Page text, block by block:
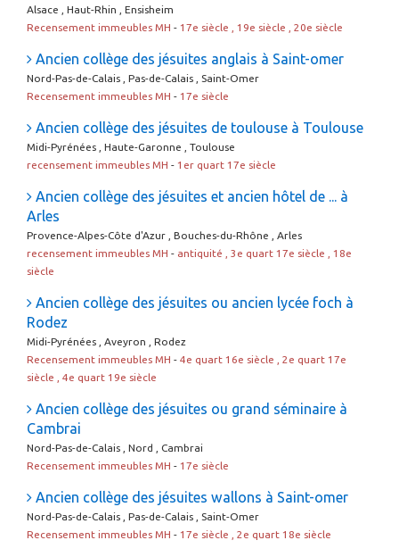
Alsace , Haut-Rhin , Ensisheim
Recensement immeubles MH - 17e siècle , 19e siècle , 20e siècle
Ancien collège des jésuites anglais à Saint-omer
Nord-Pas-de-Calais , Pas-de-Calais , Saint-Omer
Recensement immeubles MH - 17e siècle
Ancien collège des jésuites de toulouse à Toulouse
Midi-Pyrénées , Haute-Garonne , Toulouse
recensement immeubles MH - 1er quart 17e siècle
Ancien collège des jésuites et ancien hôtel de ... à
Arles
Provence-Alpes-Côte d'Azur , Bouches-du-Rhône , Arles
recensement immeubles MH - antiquité , 3e quart 17e siècle , 18e
siècle
Ancien collège des jésuites ou ancien lycée foch à
Rodez
Midi-Pyrénées , Aveyron , Rodez
Recensement immeubles MH - 4e quart 16e siècle , 2e quart 17e
siècle , 4e quart 19e siècle
Ancien collège des jésuites ou grand séminaire à
Cambrai
Nord-Pas-de-Calais , Nord , Cambrai
Recensement immeubles MH - 17e siècle
Ancien collège des jésuites wallons à Saint-omer
Nord-Pas-de-Calais , Pas-de-Calais , Saint-Omer
Recensement immeubles MH - 17e siècle , 2e quart 18e siècle